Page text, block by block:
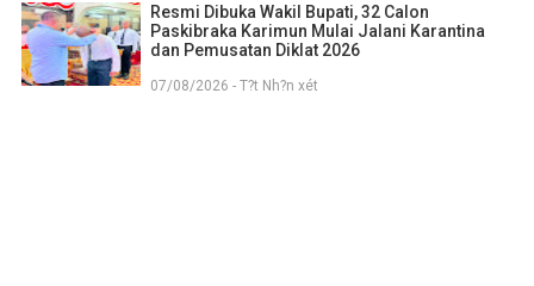
Resmi Dibuka Wakil Bupati, 32 Calon
Paskibraka Karimun Mulai Jalani Karantina
dan Pemusatan Diklat 2026
07/08/2026 - T?t Nh?n xét